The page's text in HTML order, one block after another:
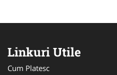
Linkuri Utile
Cum Platesc